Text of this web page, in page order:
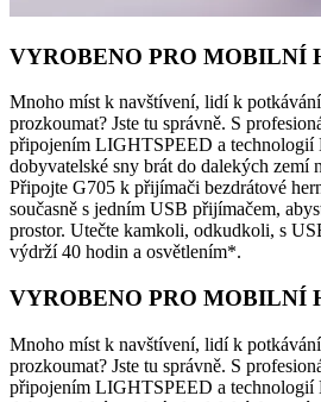
VYROBENO PRO MOBILNÍ
Mnoho míst k navštívení, lidí k potkávání
prozkoumat? Jste tu správně. S
připojením LIGHTSPEED a technologií
dobyvatelské sny brát do dalekých zemí
Připojte G705 k přijímači bezdrátové
současně s jedním USB přijímačem,
prostor. Utečte kamkoli, odkudkoli, s
výdrží 40 hodin a osvětlením*.
VYROBENO PRO MOBILNÍ
Mnoho míst k navštívení, lidí k potkávání
prozkoumat? Jste tu správně. S
připojením LIGHTSPEED a technologií